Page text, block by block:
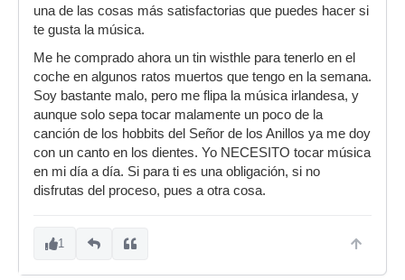
una de las cosas más satisfactorias que puedes hacer si
te gusta la música.
Me he comprado ahora un tin wisthle para tenerlo en el
coche en algunos ratos muertos que tengo en la semana.
Soy bastante malo, pero me flipa la música irlandesa, y
aunque solo sepa tocar malamente un poco de la
canción de los hobbits del Señor de los Anillos ya me doy
con un canto en los dientes. Yo NECESITO tocar música
en mi día a día. Si para ti es una obligación, si no
disfrutas del proceso, pues a otra cosa.
1